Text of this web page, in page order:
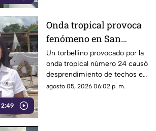
2:49
Onda tropical provoca
fenómeno en San
Cristóbal: torbellino
desprende techos de
locales y derriba
árboles
Un torbellino provocado por la
onda tropical número 24 causó
desprendimiento de techos en
un mercado y la caída de
agosto 05, 2026 06:02 p. m.